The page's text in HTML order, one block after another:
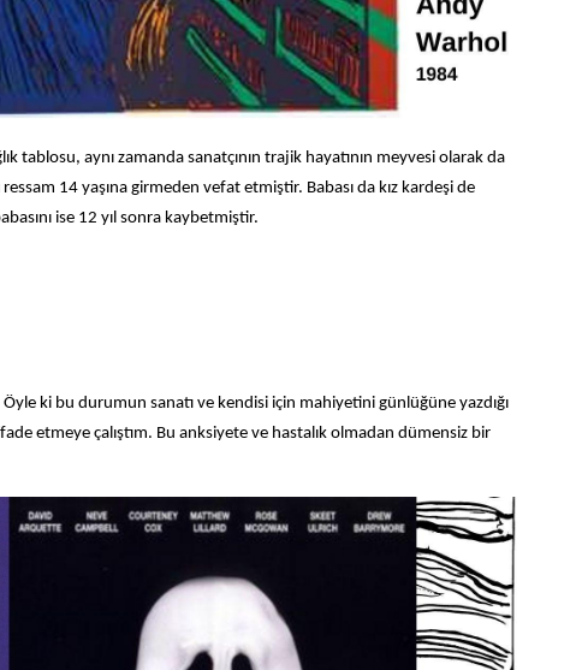
tablosu, aynı zamanda sanatçının trajik hayatının meyvesi olarak da
14 yaşına girmeden vefat etmiştir. Babası da kız kardeşi de
ise 12 yıl sonra kaybetmiştir.
ki bu durumun sanatı ve kendisi için mahiyetini günlüğüne yazdığı
etmeye çalıştım. Bu anksiyete ve hastalık olmadan dümensiz bir